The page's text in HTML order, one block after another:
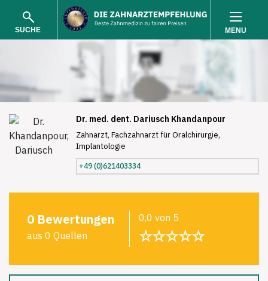
SUCHE
SUCHEN
MENU
Dr. med. dent. Dariusch Khandanpour
Zahnarzt, Fachzahnarzt für Oralchirurgie,
Implantologie
+49 (0)621403334
0 Bewertungen
aus 0 Quellen
0,0 von 5
☆☆☆☆☆